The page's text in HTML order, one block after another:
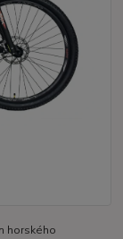
horského